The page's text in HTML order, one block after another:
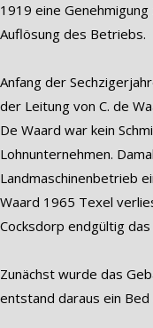
1919 eine
Auflösung des Betriebs.
Anfang der
der Leitung von C. de
De Waard war kein
Lohnunternehmen.
Landmaschinenbetrieb
Waard 1965 Texel
Cocksdorp endgültig das
Zunächst wurde das
entstand daraus ein